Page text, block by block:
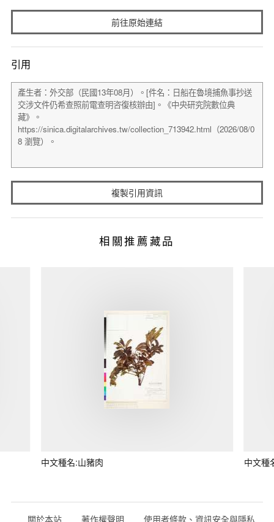
前往原始連結
引用
複製引用資訊
相關推薦藏品
中文種名:山豬肉 中文種
關於本站 著作權聲明 使用者條款、資訊安全與隱私